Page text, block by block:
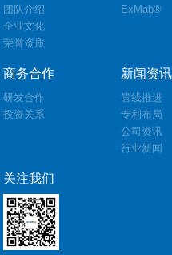
团队介绍
企业文化
荣誉资质
ExMab®
商务合作
研发合作
投资关系
新闻资讯
管线推进
专利布局
公司资讯
行业新闻
关注我们